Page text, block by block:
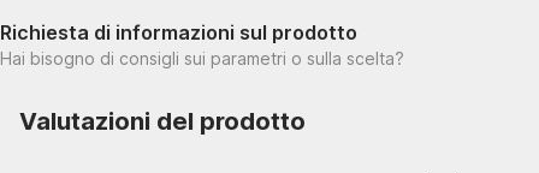
Richiesta di informazioni sul prodotto
Hai bisogno di consigli sui parametri o sulla scelta?
Valutazioni del prodotto